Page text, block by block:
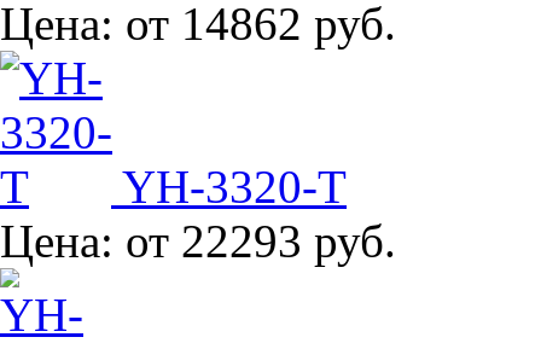
Цена: от 14862 руб.
YH-3320-T
Цена: от 22293 руб.